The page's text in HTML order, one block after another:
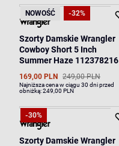
NOWOŚĆ -32%
Szorty Damskie Wrangler
Cowboy Short 5 Inch
Summer Haze 112378216
169,00 PLN 249,00 PLN
Najniższa cena w ciągu 30 dni przed
obniżką:249,00 PLN
-30%
Szorty Damskie Wrangler